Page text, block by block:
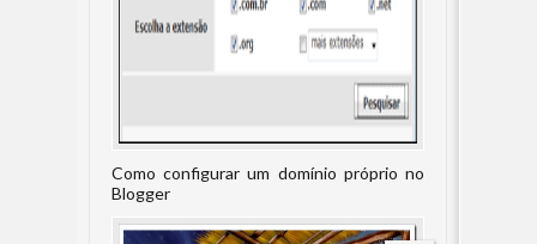
Como configurar um domínio próprio no
Blogger